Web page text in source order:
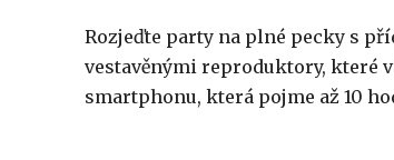
Rozjeďte party na plné pecky s
vestavěnými reproduktory, které
smartphonu, která pojme až 10